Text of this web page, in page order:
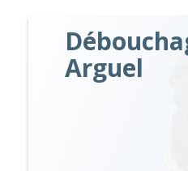
Arguel